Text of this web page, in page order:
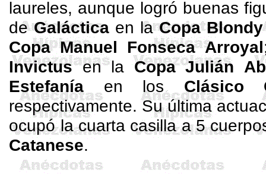
laureles, aunque logró buenas
deGaláctica en laCopaBlondy
Copa Manuel Fonseca Arroyal
Invictusen laCopa Julián
Estefanía en los Clásico
respectivamente. Su última
ocupó la cuarta casilla a 5
Catanese.